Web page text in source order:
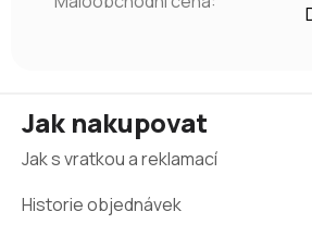
Jak nakupovat
Jak s vratkou a reklamací
Historie objednávek